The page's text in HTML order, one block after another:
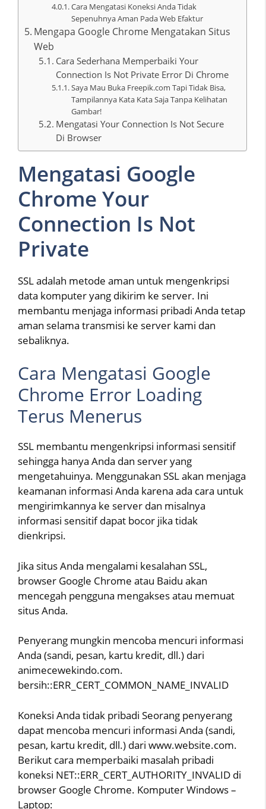
Cara Mengatasi Koneksi Anda Tidak
Sepenuhnya Aman Pada Web Efaktur
Mengapa Google Chrome Mengatakan Situs
Web
Cara Sederhana Memperbaiki Your
Connection Is Not Private Error Di Chrome
Saya Mau Buka Freepik.com Tapi Tidak Bisa,
Tampilannya Kata Kata Saja Tanpa Kelihatan
Gambar!
Mengatasi Your Connection Is Not Secure
Di Browser
Mengatasi Google
Chrome Your
Connection Is Not
Private
SSL adalah metode aman untuk mengenkripsi
data komputer yang dikirim ke server. Ini
membantu menjaga informasi pribadi Anda tetap
aman selama transmisi ke server kami dan
sebaliknya.
Cara Mengatasi Google
Chrome Error Loading
Terus Menerus
SSL membantu mengenkripsi informasi sensitif
sehingga hanya Anda dan server yang
mengetahuinya. Menggunakan SSL akan menjaga
keamanan informasi Anda karena ada cara untuk
mengirimkannya ke server dan misalnya
informasi sensitif dapat bocor jika tidak
dienkripsi.
Jika situs Anda mengalami kesalahan SSL,
browser Google Chrome atau Baidu akan
mencegah pengguna mengakses atau memuat
situs Anda.
Penyerang mungkin mencoba mencuri informasi
Anda (sandi, pesan, kartu kredit, dll.) dari
animecewekindo.com.
bersih::ERR_CERT_COMMON_NAME_INVALID
Koneksi Anda tidak pribadi Seorang penyerang
dapat mencoba mencuri informasi Anda (sandi,
pesan, kartu kredit, dll.) dari www.website.com.
Berikut cara memperbaiki masalah pribadi
koneksi NET::ERR_CERT_AUTHORITY_INVALID di
browser Google Chrome. Komputer Windows –
Laptop: